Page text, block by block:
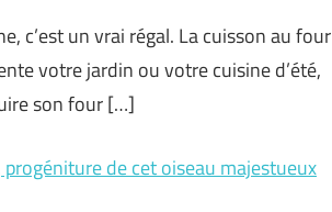
c’est un vrai régal. La cuisson au four
votre jardin ou votre cuisine d’été,
son four […]
de cet oiseau majestueux